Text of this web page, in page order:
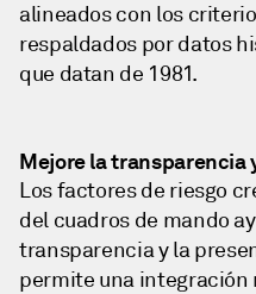
alineados con los
respaldados por datos
que datan de 1981.
Mejore la transparencia
Los factores de riesgo
del cuadros de mando
transparencia y la
permite una integración